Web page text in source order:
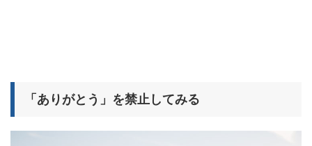
「ありがとう」を禁止してみる